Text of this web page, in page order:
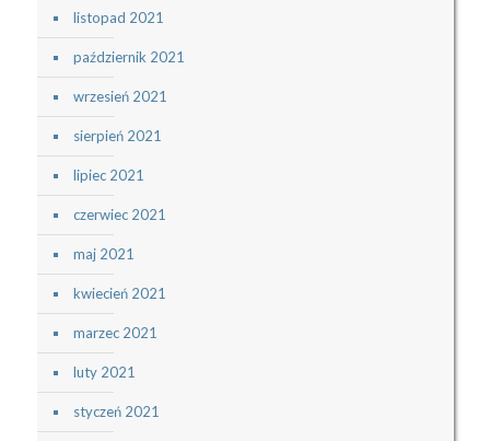
listopad 2021
październik 2021
wrzesień 2021
sierpień 2021
lipiec 2021
czerwiec 2021
maj 2021
kwiecień 2021
marzec 2021
luty 2021
styczeń 2021